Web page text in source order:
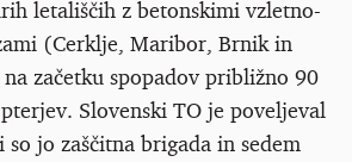
letališčih z betonskimi vzletno-
(Cerklje, Maribor, Brnik in
začetku spopadov približno 90
Slovenski TO je poveljeval
so jo zaščitna brigada in sedem